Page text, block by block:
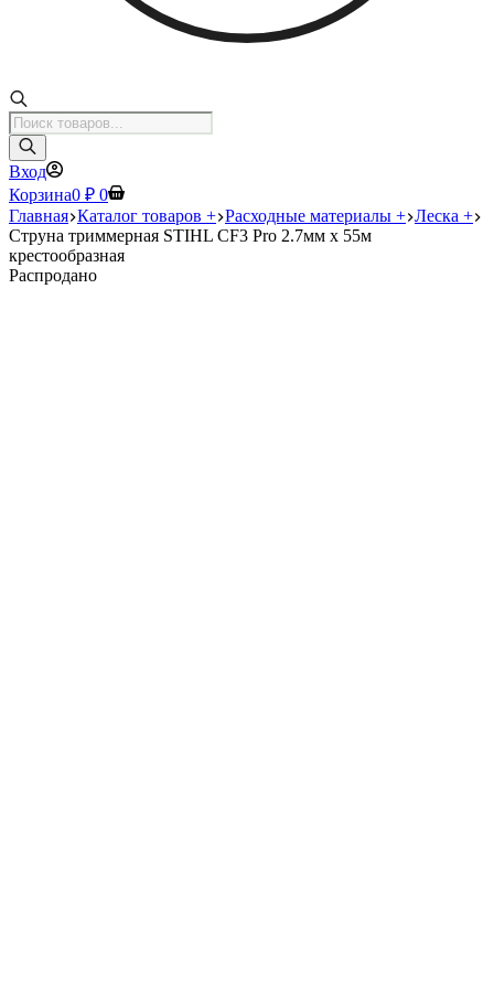
Поиск
товаров
Вход
Корзина0 ₽ 0
Главная Каталог товаров + Расходные материалы + Леска +
Струна триммерная STIHL CF3 Pro 2.7мм х 55м
крестообразная
Распродано